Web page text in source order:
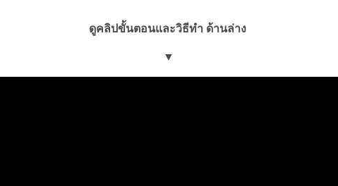
ดูคลิปขั้นตอนและวิธีทำ ด้านล่าง
▼